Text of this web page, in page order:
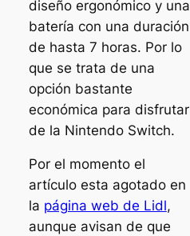
diseño ergonómico y una
batería con una duración
de hasta 7 horas. Por lo
que se trata de una
opción bastante
económica para disfrutar
de la Nintendo Switch.
Por el momento el
artículo esta agotado en
la página web de Lidl,
aunque avisan de que